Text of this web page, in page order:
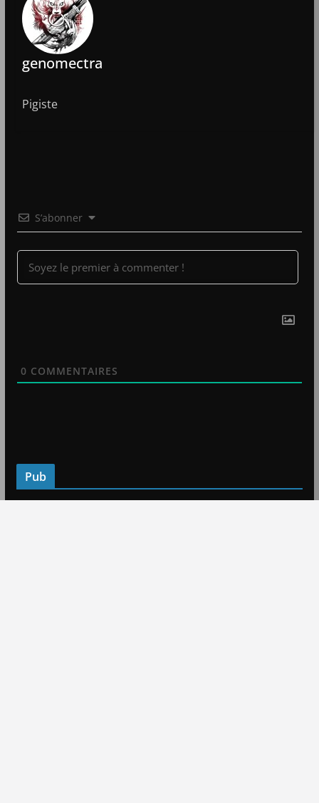
genomectra
Pigiste
S’abonner
0 COMMENTAIRES
Pub